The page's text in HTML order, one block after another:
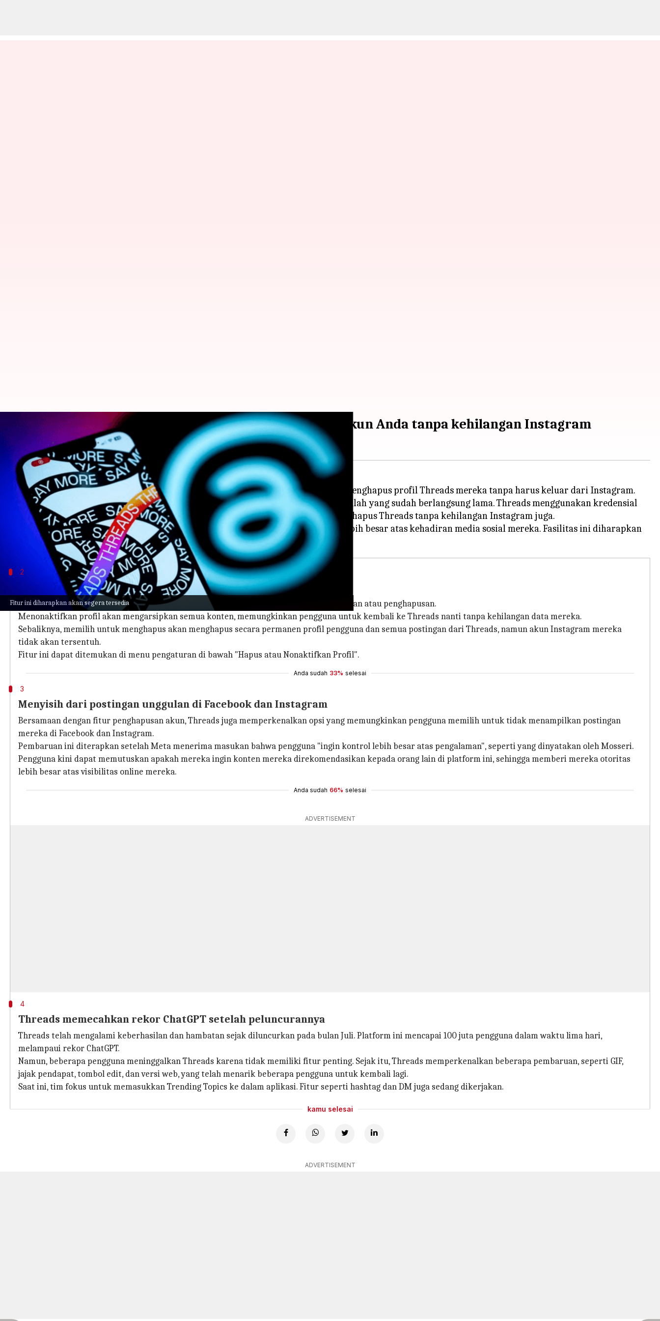
Fitur ini diharapkan akan segera tersedia
Threads sekarang memungkinkan Anda menghapus akun Anda tanpa kehilangan Instagram
menulis Nov 16, 2023 10:34 am
Apa ceritanya
Meta telah menambahkan fitur baru di Threads, yang memungkinkan pengguna menghapus profil Threads mereka tanpa harus keluar dari Instagram.
CEO Instagram Adam Mosseri mengumumkan fitur tersebut untuk mengatasi masalah yang sudah berlangsung lama. Threads menggunakan kredensial
yang sama dengan Instagram sehingga hingga saat ini, pengguna tidak dapat menghapus Threads tanpa kehilangan Instagram juga.
Pembaruan terbaru akhirnya mengubah hal itu, memberikan pengguna kontrol lebih besar atas kehadiran media sosial mereka. Fasilitas ini diharapkan
2
Menonaktifkan vs menghapus profil Threads
Pengguna kini memiliki dua pilihan dalam mengelola profil Threads mereka: penonaktifan atau penghapusan.
Menonaktifkan profil akan mengarsipkan semua konten, memungkinkan pengguna untuk kembali ke Threads nanti tanpa kehilangan data mereka.
Sebaliknya, memilih untuk menghapus akan menghapus secara permanen profil pengguna dan semua postingan dari Threads, namun akun Instagram mereka
tidak akan tersentuh.
Fitur ini dapat ditemukan di menu pengaturan di bawah "Hapus atau Nonaktifkan Profil".
Anda sudah 33% selesai
3
Menyisih dari postingan unggulan di Facebook dan Instagram
Bersamaan dengan fitur penghapusan akun, Threads juga memperkenalkan opsi yang memungkinkan pengguna memilih untuk tidak menampilkan postingan
mereka di Facebook dan Instagram.
Pembaruan ini diterapkan setelah Meta menerima masukan bahwa pengguna "ingin kontrol lebih besar atas pengalaman", seperti yang dinyatakan oleh Mosseri.
Pengguna kini dapat memutuskan apakah mereka ingin konten mereka direkomendasikan kepada orang lain di platform ini, sehingga memberi mereka otoritas
lebih besar atas visibilitas online mereka.
Anda sudah 66% selesai
ADVERTISEMENT
4
Threads memecahkan rekor ChatGPT setelah peluncurannya
Threads telah mengalami keberhasilan dan hambatan sejak diluncurkan pada bulan Juli. Platform ini mencapai 100 juta pengguna dalam waktu lima hari,
melampaui rekor ChatGPT.
Namun, beberapa pengguna meninggalkan Threads karena tidak memiliki fitur penting. Sejak itu, Threads memperkenalkan beberapa pembaruan, seperti GIF,
jajak pendapat, tombol edit, dan versi web, yang telah menarik beberapa pengguna untuk kembali lagi.
Saat ini, tim fokus untuk memasukkan Trending Topics ke dalam aplikasi. Fitur seperti hashtag dan DM juga sedang dikerjakan.
kamu selesai
ADVERTISEMENT